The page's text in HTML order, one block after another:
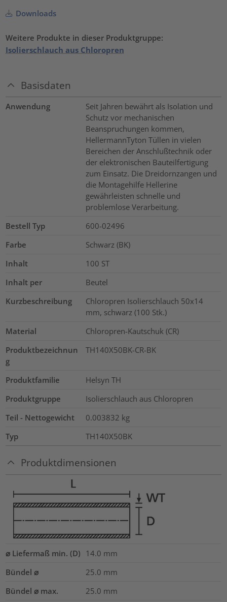
Downloads
Weitere Produkte in dieser Produktgruppe:
Isolierschlauch aus Chloropren
Basisdaten
Anwendung
Seit Jahren bewährt als Isolation und
Schutz vor mechanischen
Beanspruchungen kommen,
HellermannTyton Tüllen in vielen
Bereichen der Anschlußtechnik oder
der elektronischen Bauteilfertigung
zum Einsatz. Die Dreidornzangen und
die Montagehilfe Hellerine
gewährleisten schnelle und
problemlose Verarbeitung.
Bestell Typ
600-02496
Farbe
Schwarz (BK)
Inhalt
100 ST
Inhalt per
Beutel
Kurzbeschreibung
Chloropren Isolierschlauch 50x14
mm, schwarz (100 Stk.)
Material
Chloropren-Kautschuk (CR)
Produktbezeichnun
g
TH140X50BK-CR-BK
Produktfamilie
Helsyn TH
Produktgruppe
Isolierschlauch aus Chloropren
Teil - Nettogewicht
0.003832 kg
Typ
TH140X50BK
Produktdimensionen
⌀ Liefermaß min. (D) 14.0 mm
Bündel ⌀
25.0 mm
Bündel ⌀ max.
25.0 mm